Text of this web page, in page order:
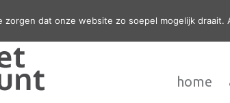
home
zorgen dat onze website zo soepel mogelijk